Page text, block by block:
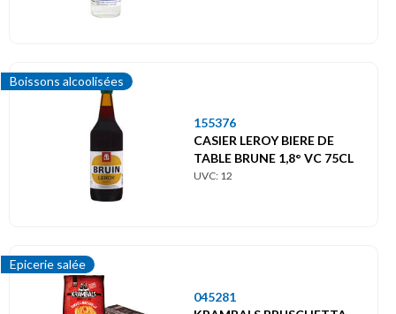
Boissons alcoolisées
155376
CASIER LEROY BIERE DE
TABLE BRUNE 1,8° VC 75CL
UVC: 12
Epicerie salée
045281